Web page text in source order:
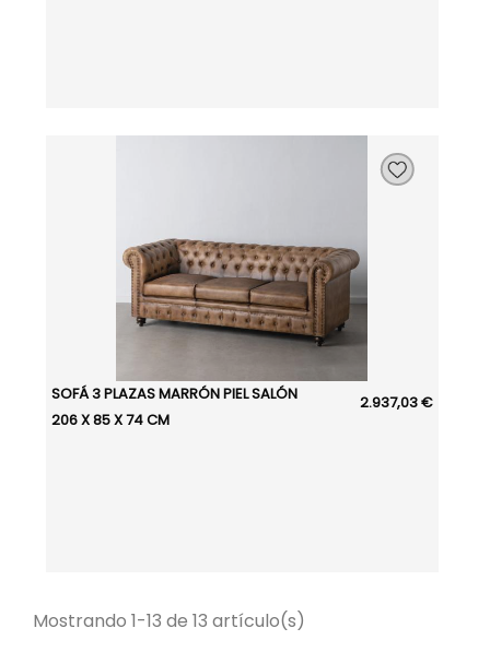
SOFÁ 3 PLAZAS MARRÓN PIEL SALÓN
206 X 85 X 74 CM
2.937,03 €
Mostrando 1-13 de 13 artículo(s)